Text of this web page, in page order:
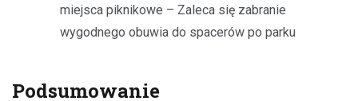
miejsca piknikowe – Zaleca się zabranie
wygodnego obuwia do spacerów po parku
Podsumowanie